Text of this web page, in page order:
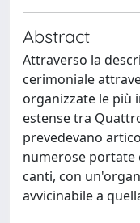
Abstract
Attraverso la
cerimoniale
organizzate le più
estense tra
prevedevano
numerose portate
canti, con
avvicinabile a